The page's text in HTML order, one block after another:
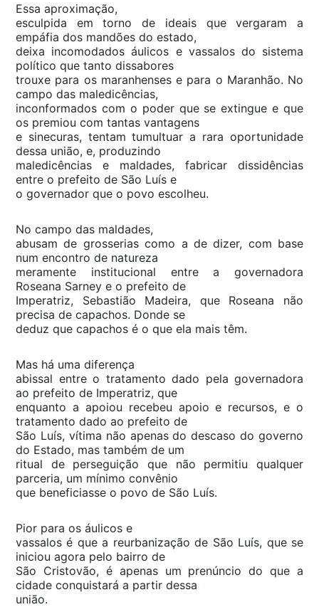
Essa aproximação,
esculpida em torno de ideais que vergaram a
empáfia dos mandões do estado,
deixa incomodados áulicos e vassalos do sistema
político que tanto dissabores
trouxe para os maranhenses e para o Maranhão. No
campo das maledicências,
inconformados com o poder que se extingue e que
os premiou com tantas vantagens
e sinecuras, tentam tumultuar a rara oportunidade
dessa união, e, produzindo
maledicências e maldades, fabricar dissidências
entre o prefeito de São Luís e
o governador que o povo escolheu.
No campo das maldades,
abusam de grosserias como a de dizer, com base
num encontro de natureza
meramente institucional entre a governadora
Roseana Sarney e o prefeito de
Imperatriz, Sebastião Madeira, que Roseana não
precisa de capachos. Donde se
deduz que capachos é o que ela mais têm.
Mas há uma diferença
abissal entre o tratamento dado pela governadora
ao prefeito de Imperatriz, que
enquanto a apoiou recebeu apoio e recursos, e o
tratamento dado ao prefeito de
São Luís, vítima não apenas do descaso do governo
do Estado, mas também de um
ritual de perseguição que não permitiu qualquer
parceria, um mínimo convênio
que beneficiasse o povo de São Luís.
Pior para os áulicos e
vassalos é que a reurbanização de São Luís, que se
iniciou agora pelo bairro de
São Cristovão, é apenas um prenúncio do que a
cidade conquistará a partir dessa
união.